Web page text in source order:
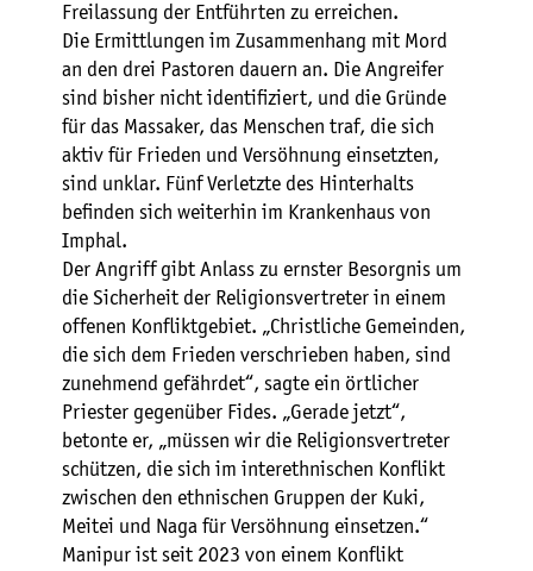
Freilassung der Entführten zu erreichen.
Die Ermittlungen im Zusammenhang mit Mord
an den drei Pastoren dauern an. Die Angreifer
sind bisher nicht identifiziert, und die Gründe
für das Massaker, das Menschen traf, die sich
aktiv für Frieden und Versöhnung einsetzten,
sind unklar. Fünf Verletzte des Hinterhalts
befinden sich weiterhin im Krankenhaus von
Imphal.
Der Angriff gibt Anlass zu ernster Besorgnis um
die Sicherheit der Religionsvertreter in einem
offenen Konfliktgebiet. „Christliche Gemeinden,
die sich dem Frieden verschrieben haben, sind
zunehmend gefährdet“, sagte ein örtlicher
Priester gegenüber Fides. „Gerade jetzt“,
betonte er, „müssen wir die Religionsvertreter
schützen, die sich im interethnischen Konflikt
zwischen den ethnischen Gruppen der Kuki,
Meitei und Naga für Versöhnung einsetzen.“
Manipur ist seit 2023 von einem Konflikt